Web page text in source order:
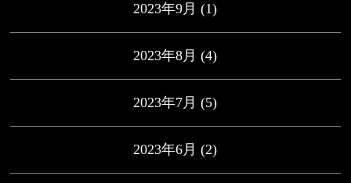
2023年9月 (1)
2023年8月 (4)
2023年7月 (5)
2023年6月 (2)